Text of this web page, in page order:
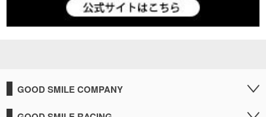
GOOD SMILE COMPANY